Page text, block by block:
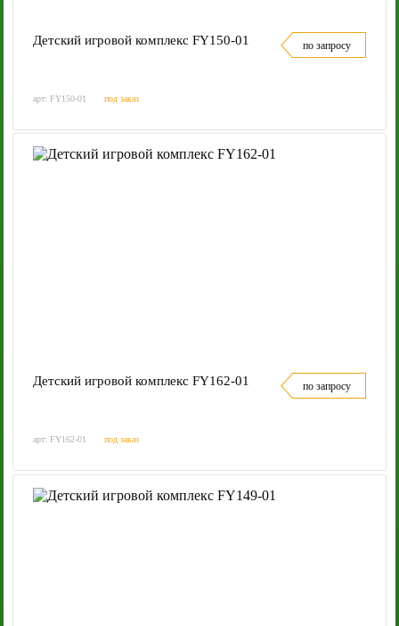
Детский игровой комплекс FY150-01 по запросу
арт: FY150-01 под заказ
Детский игровой комплекс FY162-01 по запросу
арт: FY162-01 под заказ